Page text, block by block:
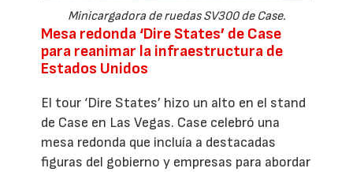
Minicargadora de ruedas SV300 de Case.
Mesa redonda ‘Dire States’ de Case
para reanimar la infraestructura de
Estados Unidos
El tour ‘Dire States’ hizo un alto en el stand
de Case en Las Vegas. Case celebró una
mesa redonda que incluía a destacadas
figuras del gobierno y empresas para abordar